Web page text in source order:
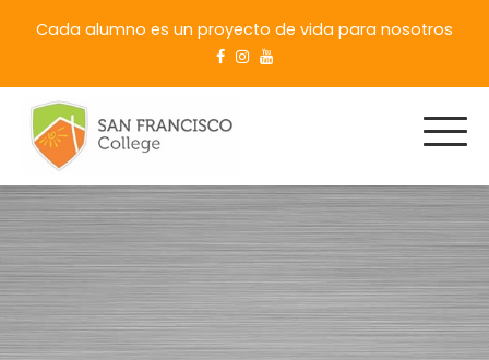
Cada alumno es un proyecto de vida para nosotros